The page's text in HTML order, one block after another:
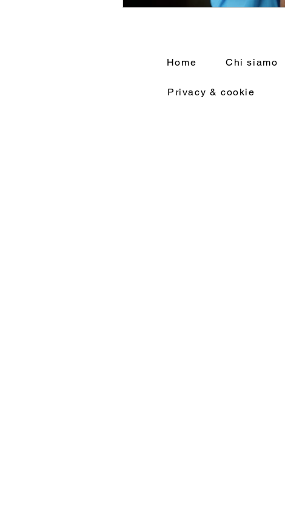
Home Chi siamo
Privacy & cookie